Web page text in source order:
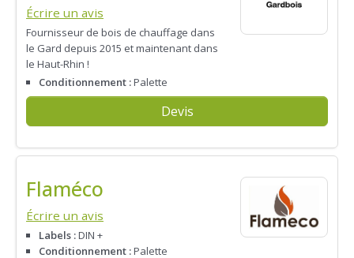
Écrire un avis
Fournisseur de bois de chauffage dans
le Gard depuis 2015 et maintenant dans
le Haut-Rhin !
Conditionnement :Palette
Devis
Flaméco
Écrire un avis
Labels :DIN +
Conditionnement :Palette